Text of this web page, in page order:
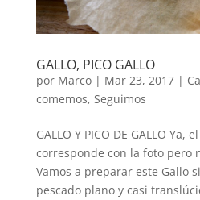
GALLO, PICO GALLO
por Marco| Mar 23, 2017|
comemos, Seguimos
GALLO Y PICO DE GALLO Ya,
corresponde con la foto pero
Vamos a preparar este Gallo
pescado plano y casi